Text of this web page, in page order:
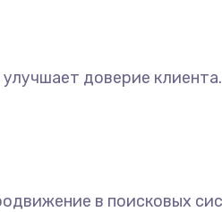
доверие клиента.
в поисковых